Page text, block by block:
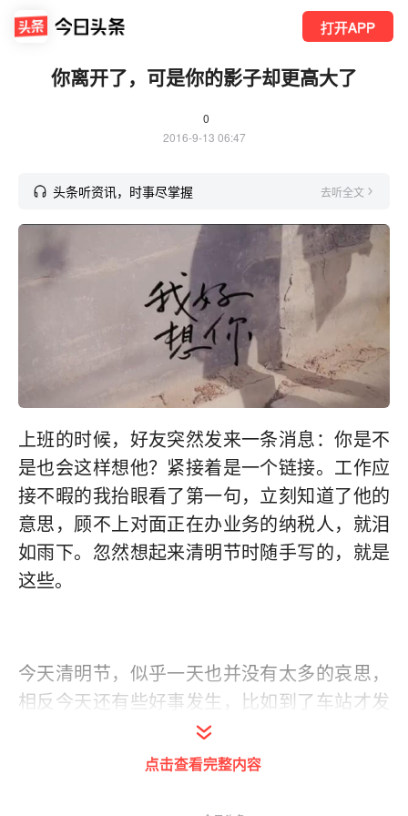
打开APP
你离开了，可是你的影子却更高大了
0
2016-9-13 06:47
头条听资讯，时事尽掌握 去听全文
上班的时候，好友突然发来一条消息：你是不
是也会这样想他？紧接着是一个链接。工作应
接不暇的我抬眼看了第一句，立刻知道了他的
意思，顾不上对面正在办业务的纳税人，就泪
如雨下。忽然想起来清明节时随手写的，就是
这些。
今天清明节，似乎一天也并没有太多的哀思，
相反今天还有些好事发生，比如到了车站才发
现自己定的票没有成功，赶紧打开12306然后
那个点还仅剩一张车票等着我。比如匆忙劳累
点击查看完整内容